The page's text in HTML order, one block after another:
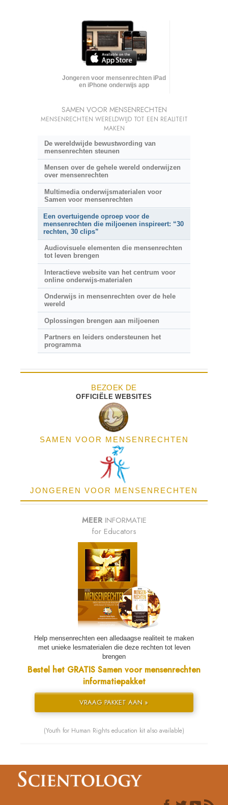
Jongeren voor mensenrechten iPad
en iPhone onderwijs app
SAMEN VOOR MENSENRECHTEN
MENSENRECHTEN WERELDWIJD TOT EEN REALITEIT
MAKEN
De wereldwijde bewustwording van
mensenrechten steunen
Mensen over de gehele wereld onderwijzen
over mensenrechten
Multimedia onderwijsmaterialen voor
Samen voor mensenrechten
Een overtuigende oproep voor de
mensenrechten die miljoenen inspireert: “30
rechten, 30 clips”
Audiovisuele elementen die mensenrechten
tot leven brengen
Interactieve website van het centrum voor
online onderwijs-materialen
Onderwijs in mensenrechten over de hele
wereld
Oplossingen brengen aan miljoenen
Partners en leiders ondersteunen het
programma
BEZOEK DE
OFFICIËLE WEBSITES
SAMEN VOOR MENSENRECHTEN
JONGEREN VOOR MENSENRECHTEN
MEER INFORMATIE
for Educators
Help mensenrechten een alledaagse realiteit te maken
met unieke lesmaterialen die deze rechten tot leven
brengen
Bestel het GRATIS Samen voor mensenrechten
informatiepakket
VRAAG PAKKET AAN »
(Youth for Human Rights education kit also available)